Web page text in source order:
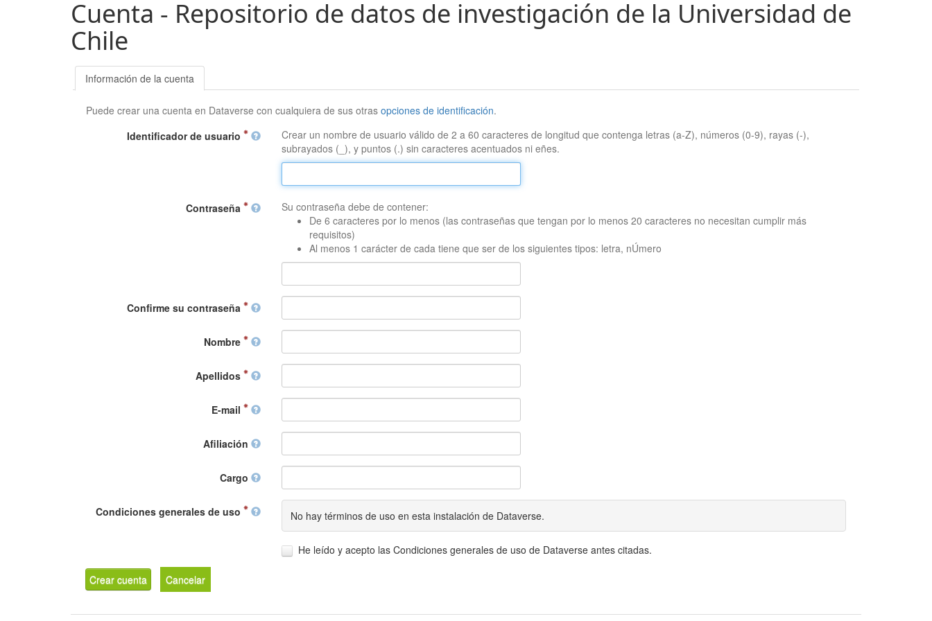
Cuenta - Repositorio de datos de investigación de la Universidad de
Chile
Información de la cuenta
Puede crear una cuenta en Dataverse con cualquiera de sus otrasopciones de identificación.
Identificador de usuario
Crear un nombre de usuario válido de 2 a 60 caracteres de longitud que contenga letras (a-Z), números (0-9), rayas (-),
subrayados (_), y puntos (.) sin caracteres acentuados ni eñes.
Contraseña
Su contraseña debe de contener:
De 6 caracteres por lo menos (las contraseñas que tengan por lo menos 20 caracteres no necesitan cumplir más
requisitos)
Al menos 1 carácter de cada tiene que ser de los siguientes tipos: letra, nÚmero
Confirme su contraseña
Nombre
Apellidos
E-mail
Afiliación
Cargo
Condiciones generales de uso No hay términos de uso en esta instalación de Dataverse.
He leído y acepto las Condiciones generales de uso de Dataverse antes citadas.
Crear cuenta Cancelar